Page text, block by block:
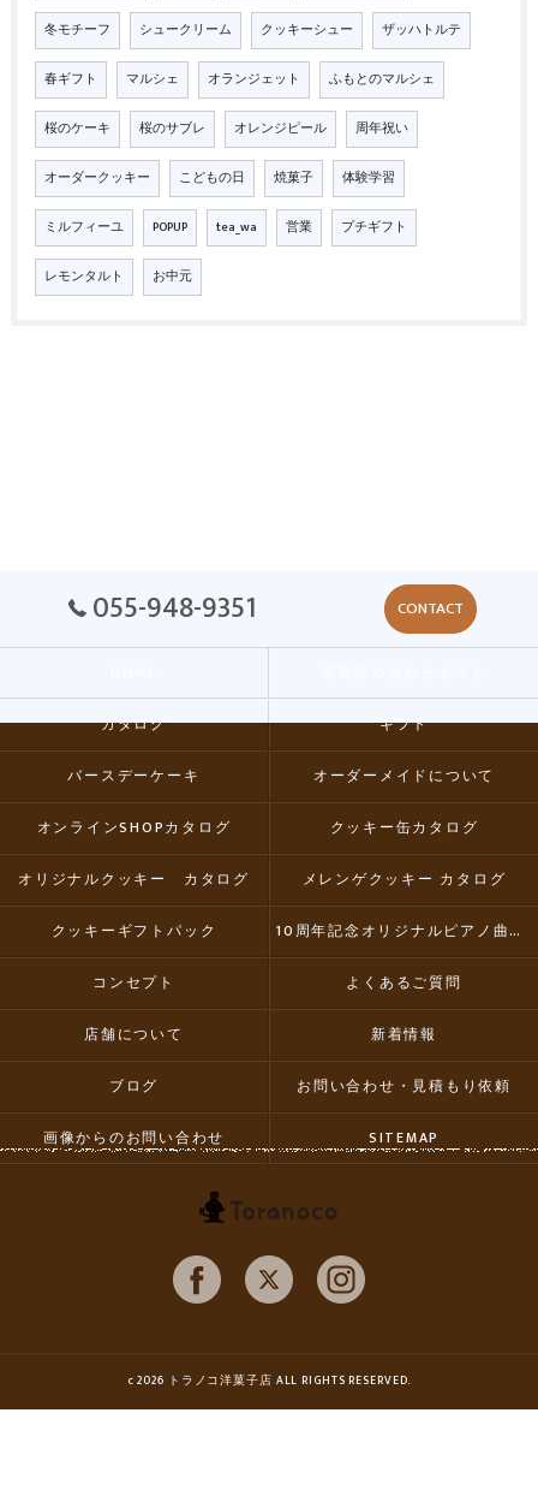
冬モチーフ シュークリーム クッキーシュー ザッハトルテ
春ギフト マルシェ オランジェット ふもとのマルシェ
桜のケーキ 桜のサブレ オレンジピール 周年祝い
オーダークッキー こどもの日 焼菓子 体験学習
ミルフィーユ POPUP tea_wa 営業 プチギフト
レモンタルト お中元
055-948-9351 CONTACT
カタログ ギフト
バースデーケーキ オーダーメイドについて
オンラインSHOPカタログ クッキー缶カタログ
オリジナルクッキー カタログ メレンゲクッキー カタログ
クッキーギフトパック 10周年記念オリジナルピアノ曲集CD
コンセプト よくあるご質問
店舗について 新着情報
ブログ お問い合わせ・見積もり依頼
画像からのお問い合わせ SITEMAP
c 2026 トラノコ洋菓子店 ALL RIGHTS RESERVED.